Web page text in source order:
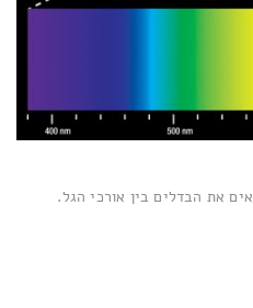
את הבדלים בין אורכי הגל.